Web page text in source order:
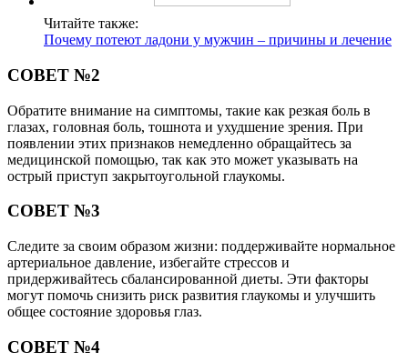
Читайте также:
Почему потеют ладони у мужчин – причины и лечение
СОВЕТ №2
Обратите внимание на симптомы, такие как резкая боль в
глазах, головная боль, тошнота и ухудшение зрения. При
появлении этих признаков немедленно обращайтесь за
медицинской помощью, так как это может указывать на
острый приступ закрытоугольной глаукомы.
СОВЕТ №3
Следите за своим образом жизни: поддерживайте нормальное
артериальное давление, избегайте стрессов и
придерживайтесь сбалансированной диеты. Эти факторы
могут помочь снизить риск развития глаукомы и улучшить
общее состояние здоровья глаз.
СОВЕТ №4